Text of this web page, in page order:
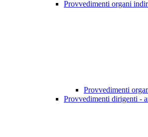
Provvedimenti organi
Provvedimenti
Provvedimenti dirigenti -